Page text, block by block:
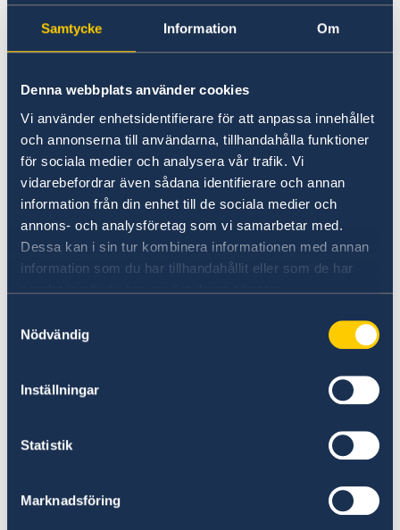
Samtycke Information Om
Denna webbplats använder cookies
Vi använder enhetsidentifierare för att anpassa innehållet
och annonserna till användarna, tillhandahålla funktioner
för sociala medier och analysera vår trafik. Vi
vidarebefordrar även sådana identifierare och annan
information från din enhet till de sociala medier och
annons- och analysföretag som vi samarbetar med.
Dessa kan i sin tur kombinera informationen med annan
information som du har tillhandahållit eller som de har
samlat in när du har använt deras tjänster.
Nödvändig
Inställningar
Statistik
Marknadsföring
ーデン大使および北欧の大使たちによる挨拶とと
示されました。本アライアンスは、産業界・学術
界・行政の連携を通じて、新たな価値創出を目指
す取り組みです。気候変動やヘルス分野、コネク
ティビティ、経済安全保障といった幅広い分野に
ます。今後、本アライアンスを通じて具体的かつ
持続的な成果が生まれることが期待されます。